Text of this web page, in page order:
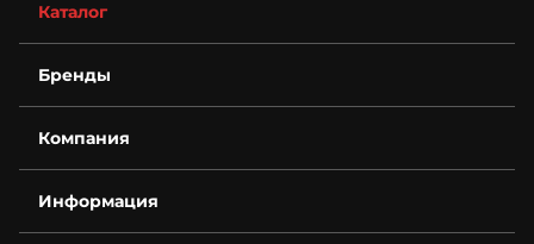
Каталог
Бренды
Компания
Контакты
Деталировки
Информация